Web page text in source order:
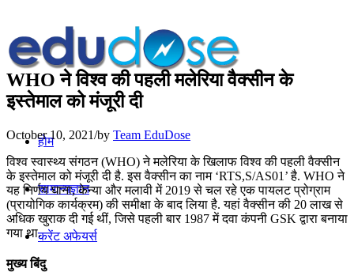
होम
सामान्यज्ञान
करेंट अफेयर्स
WHO ने विश्व की पहली मलेरिया वैक्सीन के
इस्तेमाल को मंजूरी दी
October 10, 2021/by Team EduDose
विश्व स्वास्थ्य संगठन (WHO) ने मलेरिया के खिलाफ विश्व की पहली वैक्सीन
के इस्तेमाल को मंजूरी दी है. इस वैक्सीन का नाम ‘RTS,S/AS01’ है. WHO ने
यह निर्णय घाना, केन्या और मलावी में 2019 से चल रहे एक पायलट प्रोग्राम
(प्रायोगिक कार्यक्रम) की समीक्षा के बाद लिया है. यहां वैक्सीन की 20 लाख से
अधिक खुराक दी गई थीं, जिसे पहली बार 1987 में दवा कंपनी GSK द्वारा बनाया
गया था.
मुख्य बिंदु